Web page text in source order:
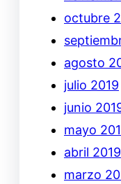
octubre
agosto
julio 2019
junio
mayo
abril 2019
marzo